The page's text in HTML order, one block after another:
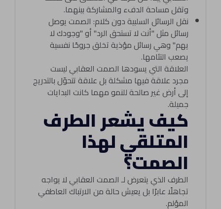
وتقل مساحة الدفء والمشاركة بينهما.
نقل الرسائل السلبية دون كلام: الصمت يوصل
رسائل مثل "أنت لا تستحق الرد" أو "وجودك لا
يهم" وهي رسائل مؤذية تخلق جروحًا نفسية
يصعب التئامها.
العلاقة التي يسودها الصمت العقابي ليست
مجرد علاقة فيها مشكلة بل علاقة تتحوّل بالتدريج
إلى أرض غير صالحة للنمو مهما كانت البدايات
جميلة.
كيف يشعر الطرف
المتلقي لهذا
الصمت؟
الطرف الذي يتعرض لـ الصمت العقابي لا يواجه
تجاهلًا عابرًا بل يعيش حالة من الارتباك العاطفي
المؤلم.